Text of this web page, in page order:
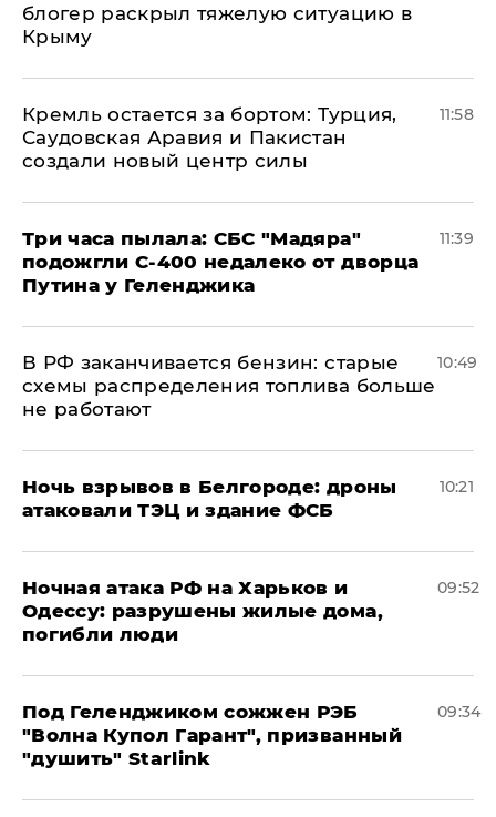
блогер раскрыл тяжелую ситуацию в
Крыму
​Кремль остается за бортом: Турция,
Саудовская Аравия и Пакистан
создали новый центр силы
11:58
Три часа пылала: СБС "Мадяра"
подожгли С-400 недалеко от дворца
Путина у Геленджика
11:39
​В РФ заканчивается бензин: старые
схемы распределения топлива больше
не работают
10:49
​Ночь взрывов в Белгороде: дроны
атаковали ТЭЦ и здание ФСБ
10:21
​Ночная атака РФ на Харьков и
Одессу: разрушены жилые дома,
погибли люди
09:52
Под Геленджиком сожжен РЭБ
"Волна Купол Гарант", призванный
"душить" Starlink
09:34